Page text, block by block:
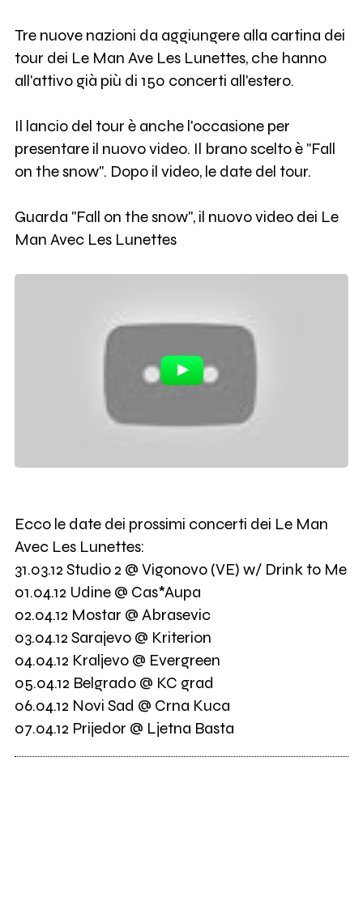
Tre nuove nazioni da aggiungere alla cartina dei
tour dei Le Man Ave Les Lunettes, che hanno
all'attivo già più di 150 concerti all'estero.
Il lancio del tour è anche l'occasione per
presentare il nuovo video. Il brano scelto è "Fall
on the snow". Dopo il video, le date del tour.
Guarda "Fall on the snow", il nuovo video dei Le
Man Avec Les Lunettes
Ecco le date dei prossimi concerti dei Le Man
Avec Les Lunettes:
31.03.12 Studio 2 @ Vigonovo (VE) w/ Drink to Me
01.04.12 Udine @ Cas*Aupa
02.04.12 Mostar @ Abrasevic
03.04.12 Sarajevo @ Kriterion
04.04.12 Kraljevo @ Evergreen
05.04.12 Belgrado @ KC grad
06.04.12 Novi Sad @ Crna Kuca
07.04.12 Prijedor @ Ljetna Basta